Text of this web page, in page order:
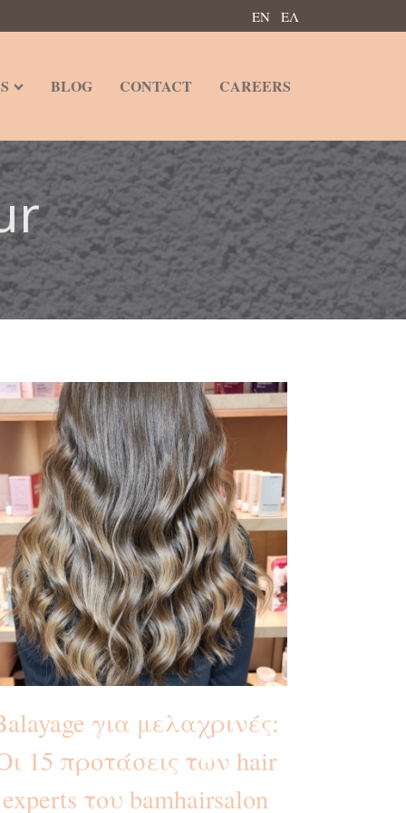
ΕΝ ΕΛ
BLOG CONTACT CAREERS
για μελαχρινές:
15 προτάσεις των hair
experts του bamhairsalon